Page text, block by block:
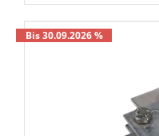
Bis 30.09.2026 %